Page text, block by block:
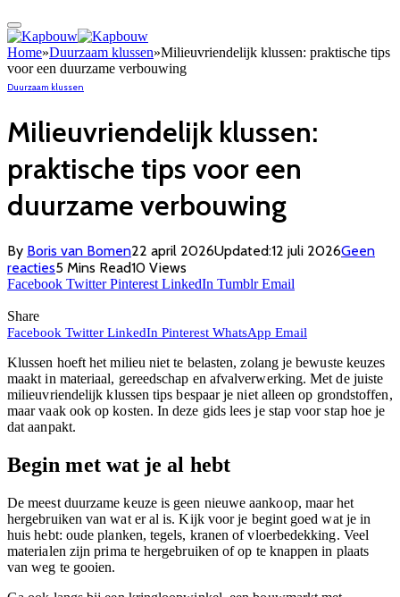
Home»Duurzaam klussen»Milieuvriendelijk klussen: praktische tips
voor een duurzame verbouwing
Duurzaam klussen
Milieuvriendelijk klussen:
praktische tips voor een
duurzame verbouwing
By Boris van Bomen22 april 2026Updated:12 juli 2026Geen
reacties5 Mins Read10 Views
Facebook Twitter Pinterest LinkedIn Tumblr Email
Share
Facebook Twitter LinkedIn Pinterest WhatsApp Email
Klussen hoeft het milieu niet te belasten, zolang je bewuste keuzes
maakt in materiaal, gereedschap en afvalverwerking. Met de juiste
milieuvriendelijk klussen tips bespaar je niet alleen op grondstoffen,
maar vaak ook op kosten. In deze gids lees je stap voor stap hoe je
dat aanpakt.
Begin met wat je al hebt
De meest duurzame keuze is geen nieuwe aankoop, maar het
hergebruiken van wat er al is. Kijk voor je begint goed wat je in
huis hebt: oude planken, tegels, kranen of vloerbedekking. Veel
materialen zijn prima te hergebruiken of op te knappen in plaats
van weg te gooien.